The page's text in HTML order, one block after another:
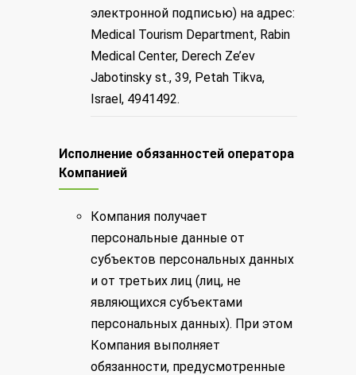
электронной подписью) на адрес:
Medical Tourism Department, Rabin
Medical Center, Derech Ze’ev
Jabotinsky st., 39, Petah Tikva,
Israel, 4941492.
Исполнение обязанностей оператора
Компанией
Компания получает
персональные данные от
субъектов персональных данных
и от третьих лиц (лиц, не
являющихся субъектами
персональных данных). При этом
Компания выполняет
обязанности, предусмотренные